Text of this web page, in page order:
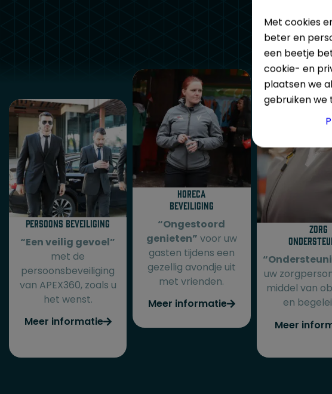
Persoons beveiliging​
“Een veilig gevoel”
met de
persoonsbeveiliging
van APEX360, zoals u
het wenst.
Meer informatie
Horeca
beveiliging
“Ongestoord
genieten” voor uw
gasten tijdens een
gezellig avondje uit
met vrienden.
Meer informatie
Zorg
uw
middel van
en
Meer
Met cookies
beter en
een beetje
cookie- en
plaatsen we
gebruiken we